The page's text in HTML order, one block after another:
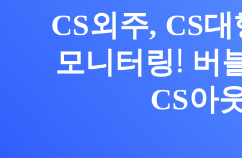
CS대행 서비스 CS 토탈서비스
CS 전담 서비스
CS 쉐어링 서비스
CS 시간제 서비스
프리미엄(CX) 서비스운영 진단
CS외주, CS
모니터링! 버
CS아